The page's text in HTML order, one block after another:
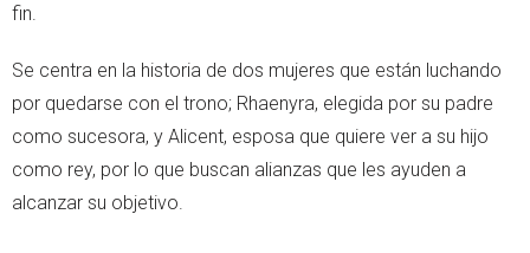
fin.
Se centra en la historia de dos mujeres que están luchando
por quedarse con el trono; Rhaenyra, elegida por su padre
como sucesora, y Alicent, esposa que quiere ver a su hijo
como rey, por lo que buscan alianzas que les ayuden a
alcanzar su objetivo.